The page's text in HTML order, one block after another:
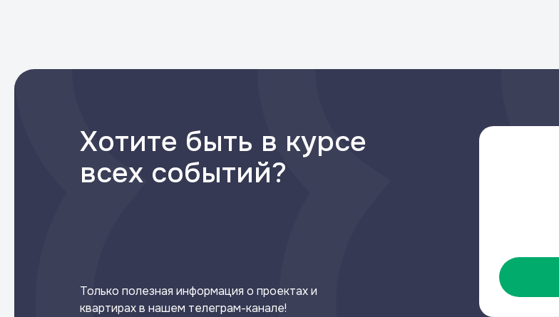
Хотите быть в курсе
всех событий?
Только полезная информация о проектах и
квартирах в нашем телеграм-канале!